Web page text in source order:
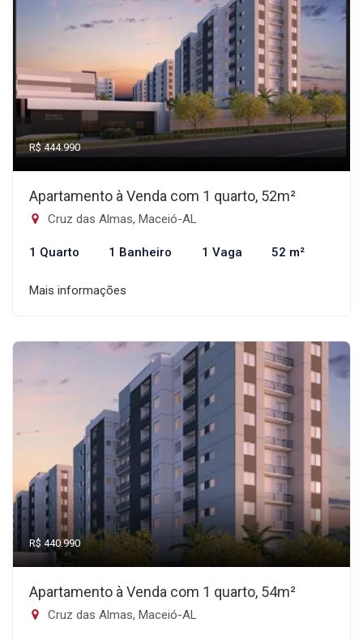
R$ 444.990
Apartamento à Venda com 1 quarto, 52m²
Cruz das Almas, Maceió-AL
1 Quarto 1 Banheiro 1 Vaga 52 m²
Mais informações
R$ 440.990
Apartamento à Venda com 1 quarto, 54m²
Cruz das Almas, Maceió-AL